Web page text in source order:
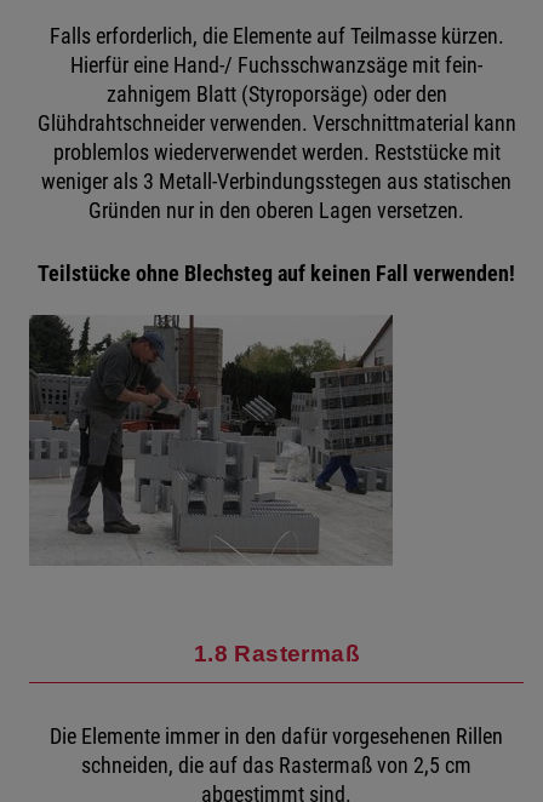
Falls erforderlich, die Elemente auf Teilmasse kürzen.
Hierfür eine Hand-/ Fuchsschwanzsäge mit fein-
zahnigem Blatt (Styroporsäge) oder den
Glühdrahtschneider verwenden. Verschnittmaterial kann
problemlos wiederverwendet werden. Reststücke mit
weniger als 3 Metall-Verbindungsstegen aus statischen
Gründen nur in den oberen Lagen versetzen.
Teilstücke ohne Blechsteg auf keinen Fall verwenden!
1.8 Rastermaß
Die Elemente immer in den dafür vorgesehenen Rillen
schneiden, die auf das Rastermaß von 2,5 cm
abgestimmt sind.